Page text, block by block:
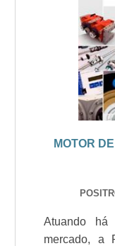
MOTOR
Atuando
mercado, a